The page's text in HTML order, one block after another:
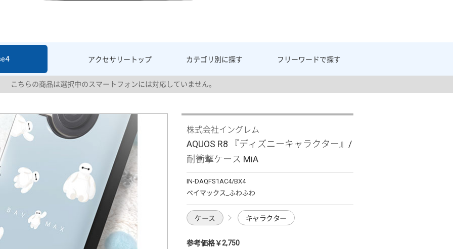
アクセサリー トップ カテゴリ別に探す フリーワードで探す
こちらの商品は選択中のスマートフォンには対応していません。
株式会社イングレム
AQUOS R8 『ディズニーキャラクター』/
耐衝撃ケース MiA
IN-DAQFS1AC4/BX4
ベイマックス_ふわふわ
ケース キャラクター
参考価格￥2,750